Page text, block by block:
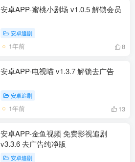
安卓APP-蜜桃小剧场 v1.0.5 解锁会员
安卓追剧
1年前 8
安卓APP-电视喵 v1.3.7 解锁去广告
安卓追剧
1年前 13
安卓APP-金鱼视频 免费影视追剧
v3.3.6 去广告纯净版
安卓追剧